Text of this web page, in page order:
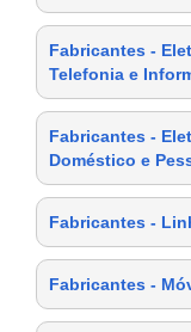
Fabricantes -
Telefonia e
Fabricantes -
Doméstico e
Fabricantes -
Fabricantes -